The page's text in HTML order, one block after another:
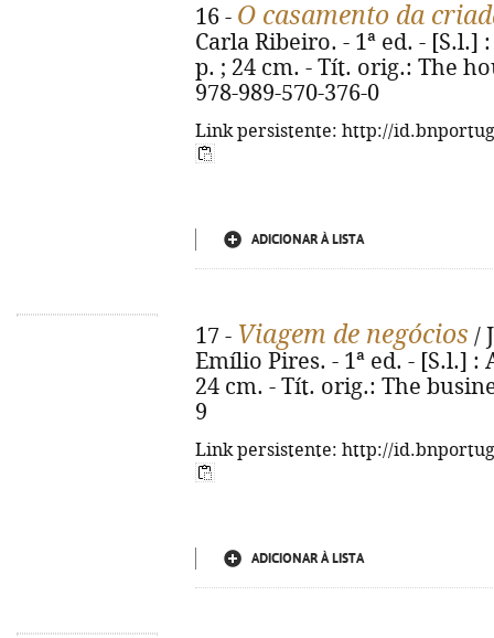
16 - O casamento da
Carla Ribeiro. - 1ª ed. - [S.l.]
p. ; 24 cm. - Tít. orig.: The
978-989-570-376-0
Link persistente: http://
ADICIONAR À LISTA
17 - Viagem de negócios /
Emílio Pires. - 1ª ed. - [S.l.] :
24 cm. - Tít. orig.: The
9
Link persistente: http://
ADICIONAR À LISTA